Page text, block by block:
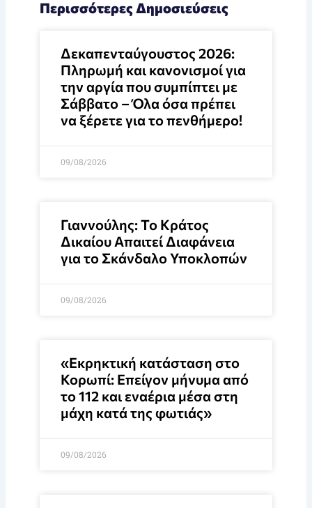
Περισσότερες Δημοσιεύσεις
Δεκαπενταύγουστος 2026:
Πληρωμή και κανονισμοί για
την αργία που συμπίπτει με
Σάββατο – Όλα όσα πρέπει
να ξέρετε για το πενθήμερο!
09/08/2026
Γιαννούλης: Το Κράτος
Δικαίου Απαιτεί Διαφάνεια
για το Σκάνδαλο Υποκλοπών
09/08/2026
«Εκρηκτική κατάσταση στο
Κορωπί: Επείγον μήνυμα από
το 112 και εναέρια μέσα στη
μάχη κατά της φωτιάς»
09/08/2026